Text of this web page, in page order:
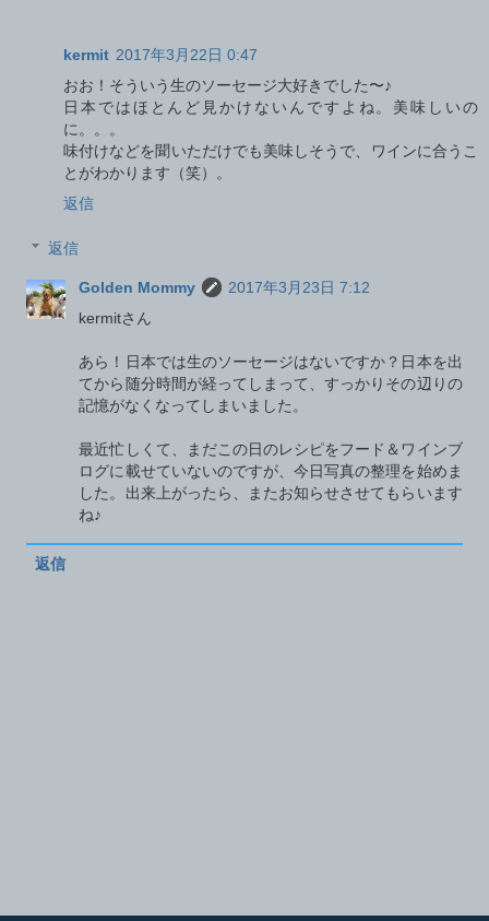
kermit 2017年3月22日 0:47
おお！そういう生のソーセージ大好きでした〜♪
日本ではほとんど見かけないんですよね。美味しいの
に。。。
味付けなどを聞いただけでも美味しそうで、ワインに合うこ
とがわかります（笑）。
返信
返信
Golden Mommy
2017年3月23日 7:12
kermitさん
あら！日本では生のソーセージはないですか？日本を出
てから随分時間が経ってしまって、すっかりその辺りの
記憶がなくなってしまいました。
最近忙しくて、まだこの日のレシピをフード＆ワインブ
ログに載せていないのですが、今日写真の整理を始めま
した。出来上がったら、またお知らせさせてもらいます
ね♪
返信